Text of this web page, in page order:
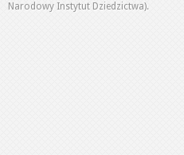
Narodowy Instytut Dziedzictwa).